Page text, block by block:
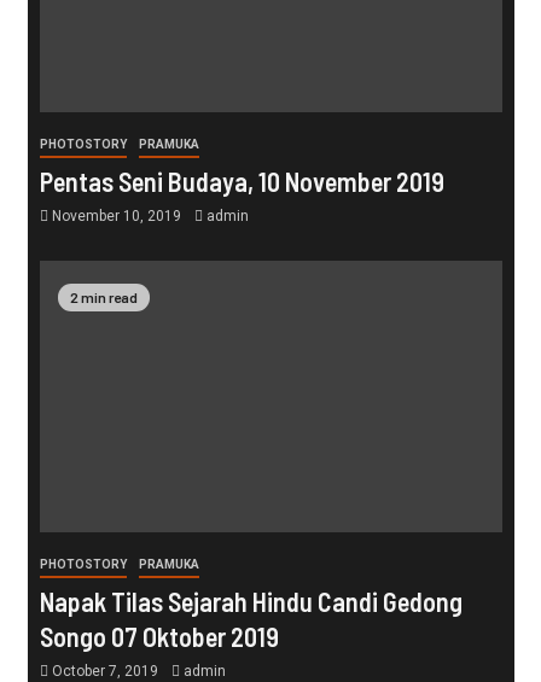
PHOTOSTORY PRAMUKA
Pentas Seni Budaya, 10 November 2019
November 10, 2019 admin
2 min read
PHOTOSTORY PRAMUKA
Napak Tilas Sejarah Hindu Candi Gedong
Songo 07 Oktober 2019
October 7, 2019 admin